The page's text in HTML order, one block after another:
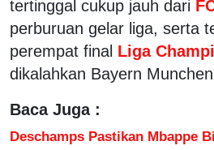
tertinggal cukup jauh dari
perburuan gelar liga, serta
perempat final Liga
dikalahkan Bayern
Baca Juga :
Deschamps Pastikan Mbappe